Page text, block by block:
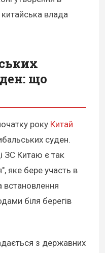
влада
що
року Китай
суден.
ЗС Китаю є так
яке бере участь в
встановлення
біля берегів
з державних